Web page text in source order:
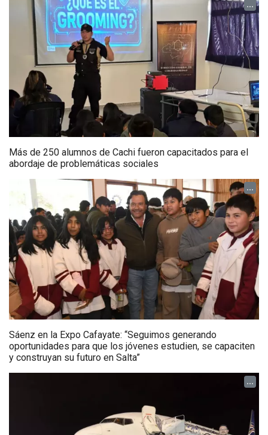
...
Más de 250 alumnos de Cachi fueron capacitados para el
abordaje de problemáticas sociales
...
Sáenz en la Expo Cafayate: “Seguimos generando
oportunidades para que los jóvenes estudien, se capaciten
y construyan su futuro en Salta”
...